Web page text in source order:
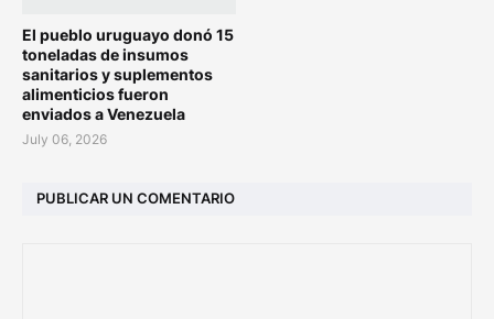
El pueblo uruguayo donó 15
toneladas de insumos
sanitarios y suplementos
alimenticios fueron
enviados a Venezuela
July 06, 2026
PUBLICAR UN COMENTARIO